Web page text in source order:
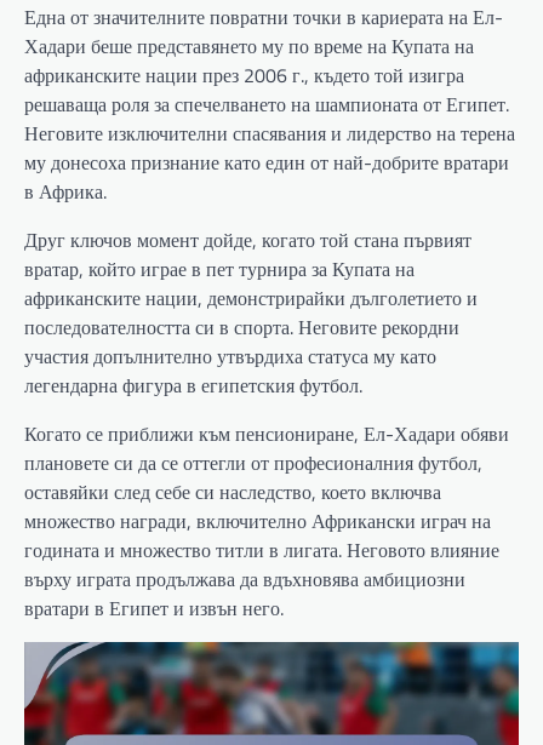
Една от значителните повратни точки в кариерата на Ел-
Хадари беше представянето му по време на Купата на
африканските нации през 2006 г., където той изигра
решаваща роля за спечелването на шампионата от Египет.
Неговите изключителни спасявания и лидерство на терена
му донесоха признание като един от най-добрите вратари
в Африка.
Друг ключов момент дойде, когато той стана първият
вратар, който играе в пет турнира за Купата на
африканските нации, демонстрирайки дълголетието и
последователността си в спорта. Неговите рекордни
участия допълнително утвърдиха статуса му като
легендарна фигура в египетския футбол.
Когато се приближи към пенсиониране, Ел-Хадари обяви
плановете си да се оттегли от професионалния футбол,
оставяйки след себе си наследство, което включва
множество награди, включително Африкански играч на
годината и множество титли в лигата. Неговото влияние
върху играта продължава да вдъхновява амбициозни
вратари в Египет и извън него.